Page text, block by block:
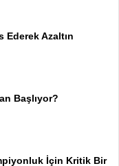
Ederek Azaltın
Başlıyor?
İçin Kritik Bir